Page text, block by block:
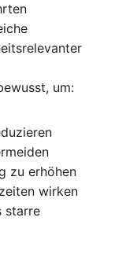
um:
zu erhöhen
wirken
starre